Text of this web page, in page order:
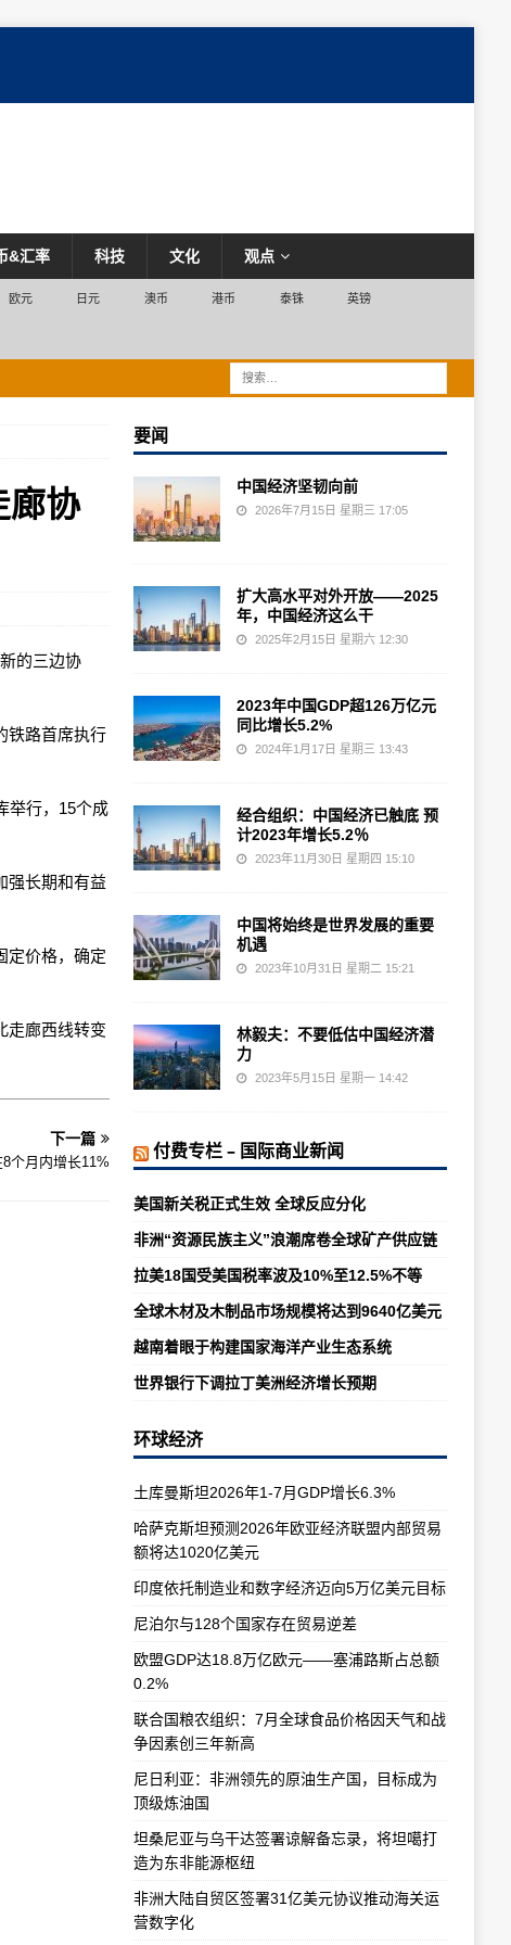
&汇率 科技 文化 观点
欧元 日元 澳币 港币 泰铢 英镑
廊协
的三边协
铁路首席执行
举行，15个成
强长期和有益
定价格，确定
走廊西线转变
下一篇
个月内增长11%
要闻
中国经济坚韧向前
2026年7月15日 星期三 17:05
扩大高水平对外开放——2025
年，中国经济这么干
2025年2月15日 星期六 12:30
2023年中国GDP超126万亿元
同比增长5.2%
2024年1月17日 星期三 13:43
经合组织：中国经济已触底 预
计2023年增长5.2％
2023年11月30日 星期四 15:10
中国将始终是世界发展的重要
机遇
2023年10月31日 星期二 15:21
林毅夫：不要低估中国经济潜
力
2023年5月15日 星期一 14:42
付费专栏 – 国际商业新闻
美国新关税正式生效 全球反应分化
非洲“资源民族主义”浪潮席卷全球矿产供应链
拉美18国受美国税率波及10%至12.5%不等
全球木材及木制品市场规模将达到9640亿美元
越南着眼于构建国家海洋产业生态系统
世界银行下调拉丁美洲经济增长预期
环球经济
土库曼斯坦2026年1-7月GDP增长6.3%
哈萨克斯坦预测2026年欧亚经济联盟内部贸易
额将达1020亿美元
印度依托制造业和数字经济迈向5万亿美元目标
尼泊尔与128个国家存在贸易逆差
欧盟GDP达18.8万亿欧元——塞浦路斯占总额
0.2%
联合国粮农组织：7月全球食品价格因天气和战
争因素创三年新高
尼日利亚：非洲领先的原油生产国，目标成为
顶级炼油国
坦桑尼亚与乌干达签署谅解备忘录，将坦噶打
造为东非能源枢纽
非洲大陆自贸区签署31亿美元协议推动海关运
营数字化